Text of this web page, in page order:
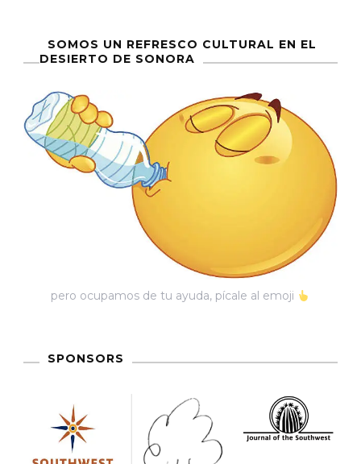
Tarifa
Por
Del
Agua
En
Hermosillo.
No
Dice
SOMOS UN REFRESCO CULTURAL EN EL
DESIERTO DE SONORA
pero ocupamos de tu ayuda, pícale al emoji
SPONSORS